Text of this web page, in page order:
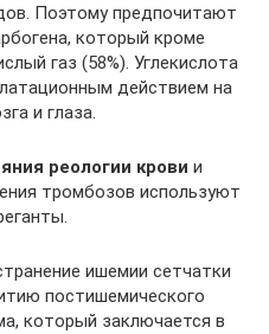
Поэтому предпочитают
который кроме
газ (58%). Углекислота
действием на
и глаза.
реологии крови и
тромбозов используют
ишемии сетчатки
постишемического
который заключается в